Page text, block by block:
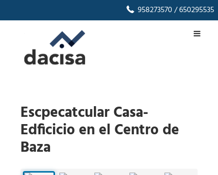
958273570/ 650295535
Escpecatcular Casa-
Edficicio en el Centro de
Baza